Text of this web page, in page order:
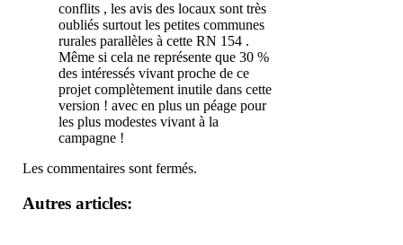
conflits , les avis des locaux sont très
oubliés surtout les petites communes
rurales parallèles à cette RN 154 .
Même si cela ne représente que 30 %
des intéressés vivant proche de ce
projet complètement inutile dans cette
version ! avec en plus un péage pour
les plus modestes vivant à la
campagne !
Les commentaires sont fermés.
Autres articles: